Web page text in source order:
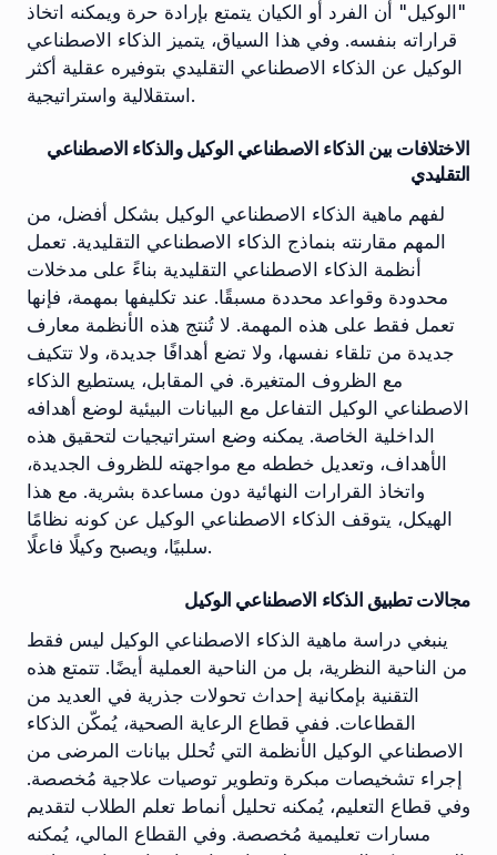
"الوكيل" أن الفرد أو الكيان يتمتع بإرادة حرة ويمكنه اتخاذ
قراراته بنفسه. وفي هذا السياق، يتميز الذكاء الاصطناعي
الوكيل عن الذكاء الاصطناعي التقليدي بتوفيره عقلية أكثر
استقلالية واستراتيجية.
الاختلافات بين الذكاء الاصطناعي الوكيل والذكاء الاصطناعي
التقليدي
لفهم ماهية الذكاء الاصطناعي الوكيل بشكل أفضل، من
المهم مقارنته بنماذج الذكاء الاصطناعي التقليدية. تعمل
أنظمة الذكاء الاصطناعي التقليدية بناءً على مدخلات
محدودة وقواعد محددة مسبقًا. عند تكليفها بمهمة، فإنها
تعمل فقط على هذه المهمة. لا تُنتج هذه الأنظمة معارف
جديدة من تلقاء نفسها، ولا تضع أهدافًا جديدة، ولا تتكيف
مع الظروف المتغيرة. في المقابل، يستطيع الذكاء
الاصطناعي الوكيل التفاعل مع البيانات البيئية لوضع أهدافه
الداخلية الخاصة. يمكنه وضع استراتيجيات لتحقيق هذه
الأهداف، وتعديل خططه مع مواجهته للظروف الجديدة،
واتخاذ القرارات النهائية دون مساعدة بشرية. مع هذا
الهيكل، يتوقف الذكاء الاصطناعي الوكيل عن كونه نظامًا
سلبيًا، ويصبح وكيلًا فاعلًا.
مجالات تطبيق الذكاء الاصطناعي الوكيل
ينبغي دراسة ماهية الذكاء الاصطناعي الوكيل ليس فقط
من الناحية النظرية، بل من الناحية العملية أيضًا. تتمتع هذه
التقنية بإمكانية إحداث تحولات جذرية في العديد من
القطاعات. ففي قطاع الرعاية الصحية، يُمكّن الذكاء
الاصطناعي الوكيل الأنظمة التي تُحلل بيانات المرضى من
إجراء تشخيصات مبكرة وتطوير توصيات علاجية مُخصصة.
وفي قطاع التعليم، يُمكنه تحليل أنماط تعلم الطلاب لتقديم
مسارات تعليمية مُخصصة. وفي القطاع المالي، يُمكنه